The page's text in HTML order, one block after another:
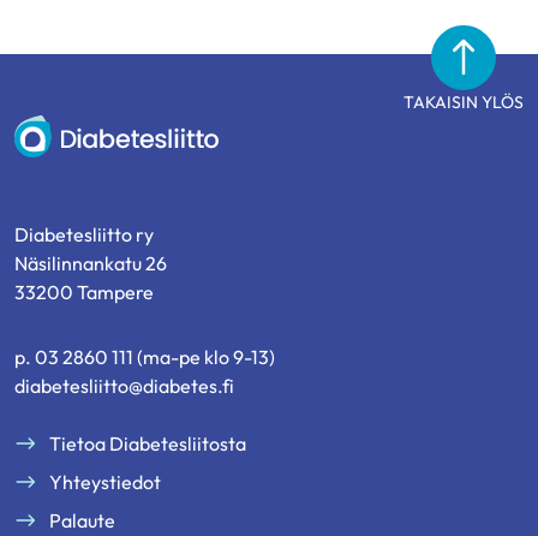
TAKAISIN YLÖS
Diabetesliitto
Diabetesliitto ry
Näsilinnankatu 26
33200 Tampere
p. 03 2860 111 (ma-pe klo 9-13)
diabetesliitto@diabetes.fi
Tietoa Diabetesliitosta
Yhteystiedot
Palaute